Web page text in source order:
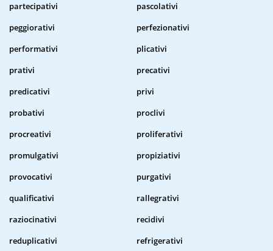
partecipativi
pascolativi
peggiorativi
perfezionativi
performativi
plicativi
prativi
precativi
predicativi
privi
probativi
proclivi
procreativi
proliferativi
promulgativi
propiziativi
provocativi
purgativi
qualificativi
rallegrativi
raziocinativi
recidivi
reduplicativi
refrigerativi